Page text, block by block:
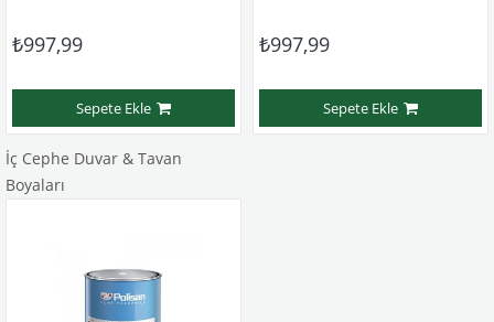
₺997,99
Sepete Ekle
₺997,99
Sepete Ekle
İç Cephe Duvar & Tavan
Boyaları